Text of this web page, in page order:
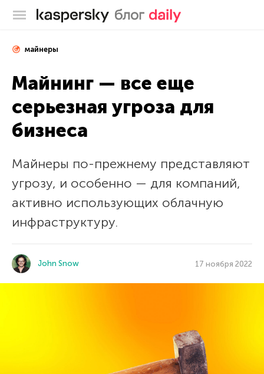
Блог Касперского
майнеры
Майнинг — все еще
серьезная угроза для
бизнеса
Майнеры по-прежнему представляют
угрозу, и особенно — для компаний,
активно использующих облачную
инфраструктуру.
John Snow 17 ноября 2022